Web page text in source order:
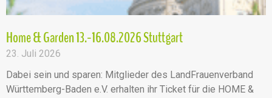
Home & Garden 13.-16.08.2026 Stuttgart
23. Juli 2026
Dabei sein und sparen: Mitglieder des LandFrauenverband
Württemberg-Baden e.V. erhalten ihr Ticket für die HOME &